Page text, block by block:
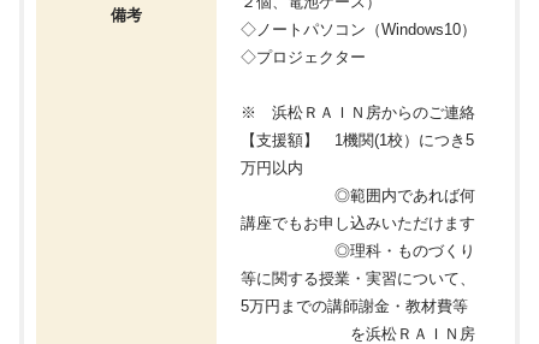
備考
◇ノートパソコン（Windows10）
◇プロジェクター
※ 浜松ＲＡＩＮ房からのご連絡
【支援額】 1機関(1校）につき5
万円以内
◎範囲内であれば何
講座でもお申し込みいただけます
◎理科・ものづくり
等に関する授業・実習について、
5万円までの講師謝金・教材費等
を浜松ＲＡＩＮ房